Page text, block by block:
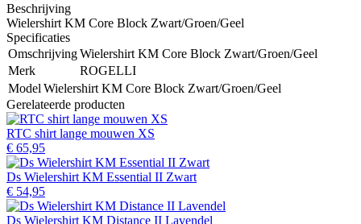
Beschrijving
Wielershirt KM Core Block Zwart/Groen/Geel
Specificaties
OmschrijvingWielershirt KM Core Block Zwart/Groen/Geel
Merk
ROGELLI
Model Wielershirt KM Core Block Zwart/Groen/Geel
Gerelateerde producten
RTC shirt lange mouwen XS
€ 65,95
Ds Wielershirt KM Essential II Zwart
€ 54,95
Ds Wielershirt KM Distance II Lavendel